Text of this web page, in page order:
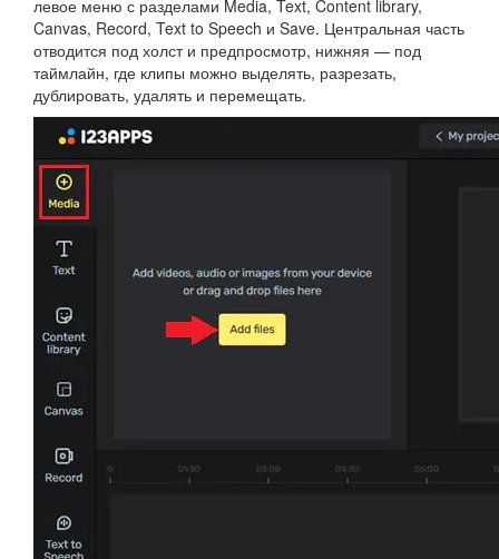
левое меню с разделами Media, Text, Content library,
Canvas, Record, Text to Speech и Save. Центральная часть
отводится под холст и предпросмотр, нижняя — под
таймлайн, где клипы можно выделять, разрезать,
дублировать, удалять и перемещать.